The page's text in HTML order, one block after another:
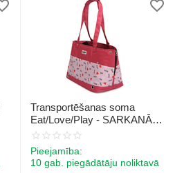
Transportēšanas soma
Eat/Love/Play - SARKANĀ
krāsā 42x21x27 cm
Pieejamība:
10 gab. piegādātāju noliktavā